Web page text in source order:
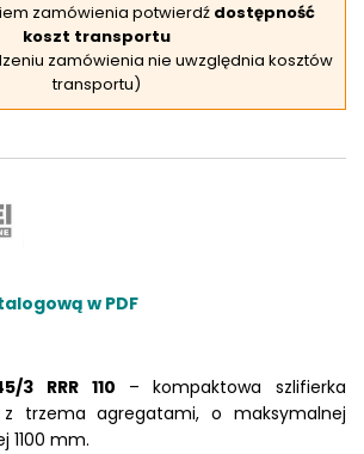
zamówienia potwierdź dostępność
koszt transportu
zamówienia nie uwzględnia kosztów
transportu)
w PDF
3 RRR 110 – kompaktowa szlifierka
z trzema agregatami, o maksymalnej
1100 mm.